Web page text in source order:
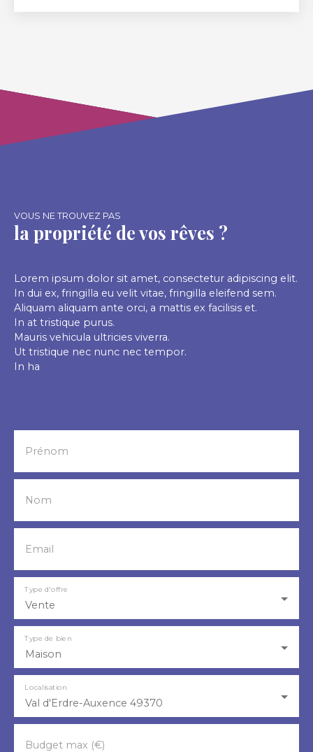
piscine pour profiter des beaux jours ainsi qu'un
court de Tennis privé. Toiture ardoise, ouvertures
PVC. Proche des commodités : écoles, crèche et
collège à 5 min en voiture ; médecins et restaurant
VOUS NE TROUVEZ PAS
la propriété de vos rêves ?
Lorem ipsum dolor sit amet, consectetur adipiscing elit.
In dui ex, fringilla eu velit vitae, fringilla eleifend sem.
Aliquam aliquam ante orci, a mattis ex facilisis et.
In at tristique purus.
Mauris vehicula ultricies viverra.
Ut tristique nec nunc nec tempor.
In ha
Prénom
Nom
Email
Vente
Type d'offre
Maison
Type de bien
Val d'Erdre-Auxence 49370
Localisation
Budget max (€)